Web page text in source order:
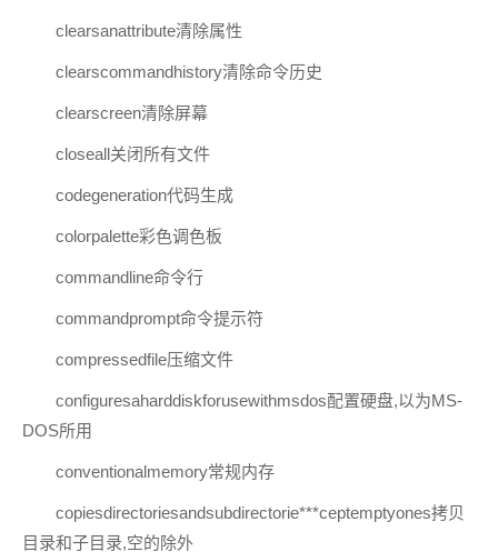
clearsanattribute清除属性
clearscommandhistory清除命令历史
clearscreen清除屏幕
closeall关闭所有文件
codegeneration代码生成
colorpalette彩色调色板
commandline命令行
commandprompt命令提示符
compressedfile压缩文件
configuresaharddiskforusewithmsdos配置硬盘,以为MS-
DOS所用
conventionalmemory常规内存
copiesdirectoriesandsubdirectorie***ceptemptyones拷贝
目录和子目录,空的除外